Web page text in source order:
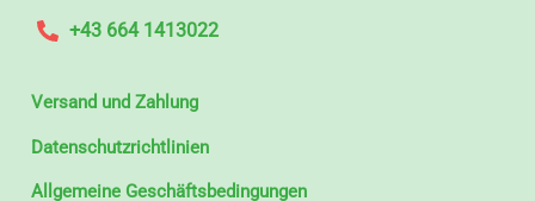
+43 664 1413022
Versand und Zahlung
Datenschutzrichtlinien
Allgemeine Geschäftsbedingungen